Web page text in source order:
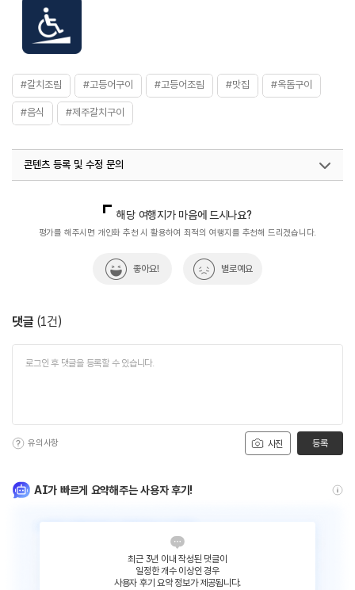
#갈치조림 #고등어구이 #고등어조림 #맛집 #옥돔구이
#음식 #제주갈치구이
콘텐츠 등록 및 수정 문의
열린관광콘텐츠팀(열린관광-모두의여행)
033-738-3425
해당 여행지가 마음에 드시나요?
평가를 해주시면 개인화 추천 시 활용하여 최적의 여행지를 추천해 드리겠습니다.
좋아요! 별로예요
댓글 (1건)
사진
유의사항 등록
AI가 빠르게 요약해주는 사용자 후기!
최근 3년 이내 작성된 댓글이
일정한 개수 이상인 경우
사용자 후기 요약 정보가 제공됩니다.